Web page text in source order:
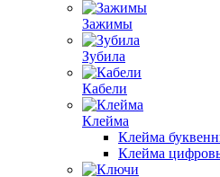
Зажимы
Зубила
Кабели
Клейма
Клейма
Клейма